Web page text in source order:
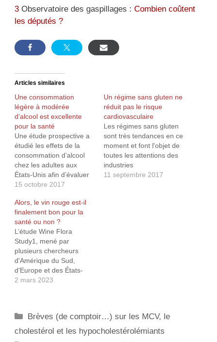
3 Observatoire des gaspillages : Combien coûtent
les députés ?
Articles similaires
Une consommation
légère à modérée
d’alcool est excellente
pour la santé
Une étude prospective a
étudié les effets de la
consommation d’alcool
chez les adultes aux
États-Unis afin d’évaluer
l'association de différents
consommation avec les
maladies
cardiovasculaires, le
cancer, l’accident
vasculaire cérébral (AVC)
et la mortalité toutes
causes confondues. Sans
surprise (d’autres études
l’ayant déjà démontré),
15 octobre 2017
Un régime sans gluten ne
réduit pas le risque
cardiovasculaire
Les régimes sans gluten
sont très tendances en ce
moment et font l'objet de
toutes les attentions des
industries
agroalimentaires qui font
11 septembre 2017
Alors, le vin rouge est-il
finalement bon pour la
santé ou non ?
L’étude Wine Flora
Study1, mené par
plusieurs chercheurs
d'Amérique du Sud,
d'Europe et des États-
Unis, a envisagé une
ce dernier étant
étroitement lié aux
2 mars 2023
Catégories
Brèves (de comptoir…) sur les MCV, le
cholestérol et les hypocholestérolémiants